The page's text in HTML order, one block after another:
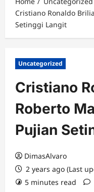
Cristiano Ronaldo
Setinggi Langit
Uncategorized
Cristiano
Roberto
Pujian
DimasAlvaro
2 years ago (Last
5 minutes read